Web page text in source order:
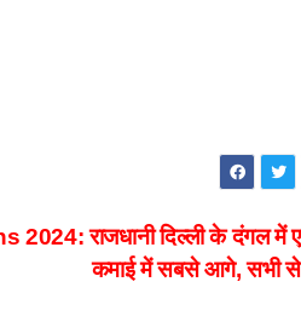
राजधानी दिल्ली के दंगल में एक
कमाई में सबसे आगे, सभी से